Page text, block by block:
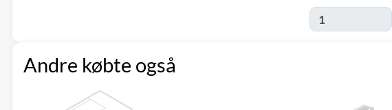
Direkte levering
Click&Collect i
Svenstrup
Andre købte også